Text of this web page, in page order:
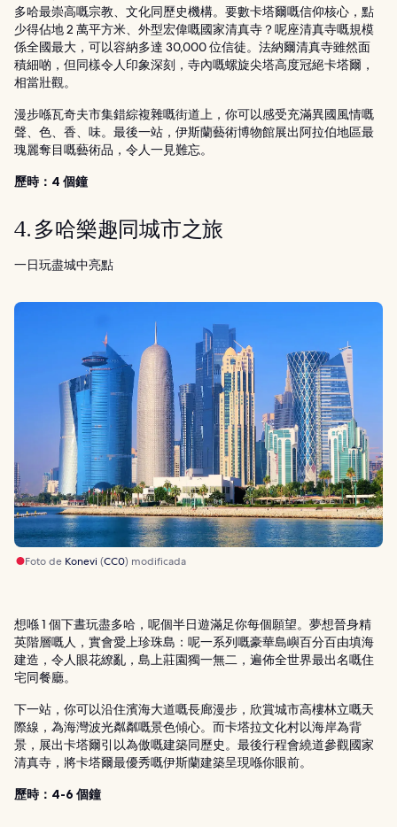
多哈最崇高嘅宗教、文化同歷史機構。要數卡塔爾嘅信仰核心，點
少得佔地 2 萬平方米、外型宏偉嘅國家清真寺？呢座清真寺嘅規模
係全國最大，可以容納多達 30,000 位信徒。法納爾清真寺雖然面
積細啲，但同樣令人印象深刻，寺內嘅螺旋尖塔高度冠絕卡塔爾，
相當壯觀。
漫步喺瓦奇夫市集錯綜複雜嘅街道上，你可以感受充滿異國風情嘅
聲、色、香、味。最後一站，伊斯蘭藝術博物館展出阿拉伯地區最
瑰麗奪目嘅藝術品，令人一見難忘。
歷時：4 個鐘
4. 多哈樂趣同城市之旅
一日玩盡城中亮點
Foto de Konevi (CC0) modificada
想喺 1 個下晝玩盡多哈，呢個半日遊滿足你每個願望。夢想晉身精
英階層嘅人，實會愛上珍珠島：呢一系列嘅豪華島嶼百分百由填海
建造，令人眼花繚亂，島上莊園獨一無二，遍佈全世界最出名嘅住
宅同餐廳。
下一站，你可以沿住濱海大道嘅長廊漫步，欣賞城市高樓林立嘅天
際線，為海灣波光粼粼嘅景色傾心。而卡塔拉文化村以海岸為背
景，展出卡塔爾引以為傲嘅建築同歷史。最後行程會繞道參觀國家
清真寺，將卡塔爾最優秀嘅伊斯蘭建築呈現喺你眼前。
歷時：4-6 個鐘